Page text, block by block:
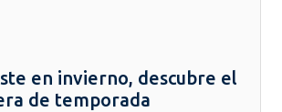
en invierno, descubre el
de temporada